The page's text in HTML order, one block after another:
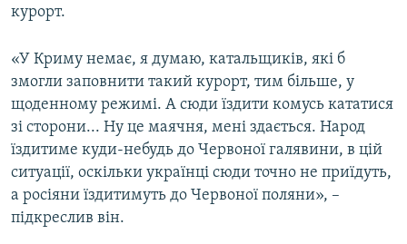
курорт.
«У Криму немає, я думаю, катальщиків, які б
змогли заповнити такий курорт, тим більше, у
щоденному режимі. А сюди їздити комусь кататися
зі сторони... Ну це маячня, мені здається. Народ
їздитиме куди-небудь до Червоної галявини, в цій
ситуації, оскільки українці сюди точно не приїдуть,
а росіяни їздитимуть до Червоної поляни», –
підкреслив він.